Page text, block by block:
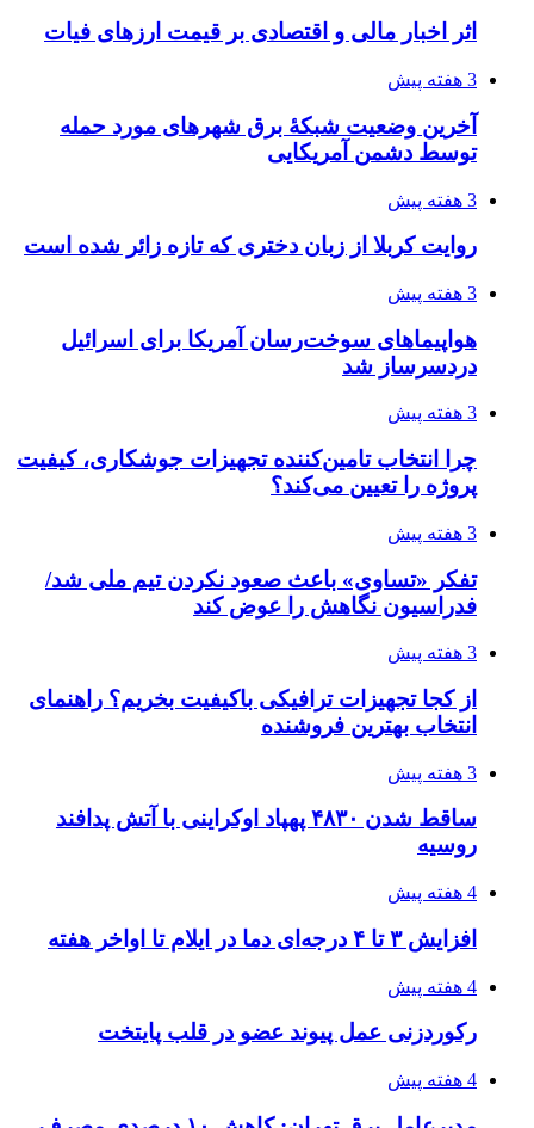
اثر اخبار مالی و اقتصادی بر قیمت ارزهای فیات
3 هفته پیش
آخرین وضعیت شبکۀ برق شهرهای مورد حمله
توسط دشمن آمریکایی
3 هفته پیش
روایت کربلا از زبان دختری که تازه زائر شده است
3 هفته پیش
هواپیماهای سوخت‌رسان آمریکا برای اسرائیل
دردسرساز شد
3 هفته پیش
چرا انتخاب تامین‌کننده تجهیزات جوشکاری، کیفیت
پروژه را تعیین می‌کند؟
3 هفته پیش
تفکر «تساوی» باعث صعود نکردن تیم ملی شد/
فدراسیون نگاهش را عوض کند
3 هفته پیش
از کجا تجهیزات ترافیکی باکیفیت بخریم؟ راهنمای
انتخاب بهترین فروشنده
3 هفته پیش
ساقط شدن ۴۸۳۰ پهپاد اوکراینی با آتش پدافند
روسیه
4 هفته پیش
افزایش ۳ تا ۴ درجه‌ای دما در ایلام تا اواخر هفته
4 هفته پیش
رکوردزنی عمل پیوند عضو در قلب پایتخت
4 هفته پیش